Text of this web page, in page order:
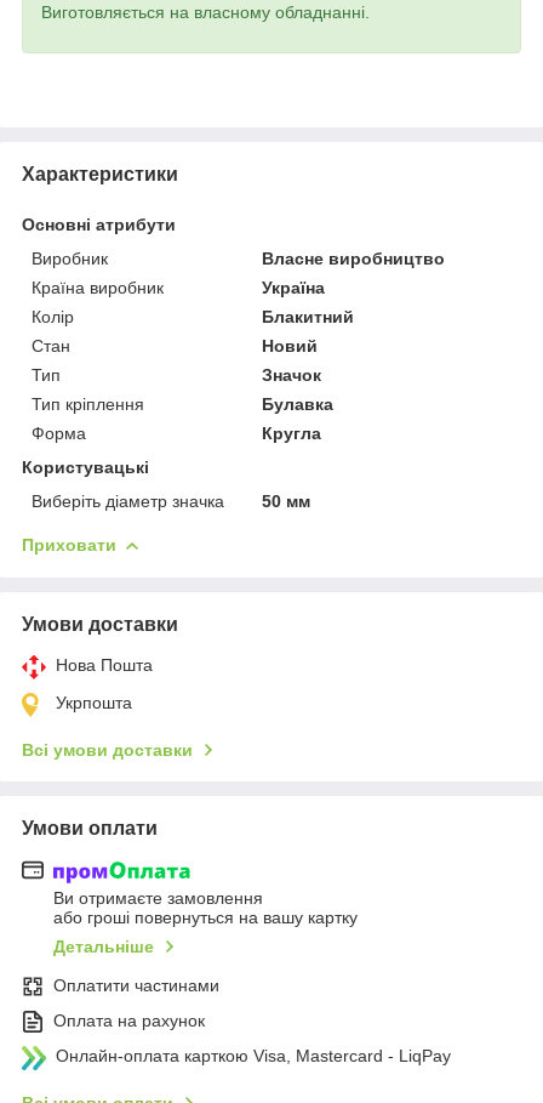
Виготовляється на власному обладнанні.
Характеристики
Основні атрибути
Виробник
Власне виробництво
Країна виробник
Україна
Колір
Блакитний
Стан
Новий
Тип
Значок
Тип кріплення
Булавка
Форма
Кругла
Користувацькі
Виберіть діаметр значка
50 мм
Приховати
Умови доставки
Нова Пошта
Укрпошта
Всі умови доставки
Умови оплати
Ви отримаєте замовлення
або гроші повернуться на вашу картку
Детальніше
Оплатити частинами
Оплата на рахунок
Онлайн-оплата карткою Visa, Mastercard - LiqPay